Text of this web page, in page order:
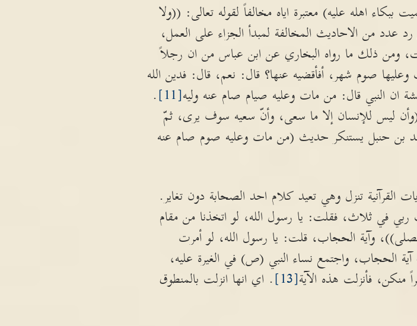
اهله عليه) معتبرة اياه مخالفاً لقوله تعالى: ((ولا
عدد من الاحاديث المخالفة لمبدأ الجزاء على العمل،
ومن ذلك ما رواه البخاري عن ابن عباس من ان رجلاً
صوم شهر، أفأقضيه عنها؟ قال: نعم، قال: فدين الله
ان النبي قال: من مات وعليه صيام صام عنه وليه[11]
.
ليس للإنسان إلا ما سعى، وأنّ سعيه سوف يرى، ثمّ
39ـ41). وقد كان احمد بن حنبل يستنكر حديث (من مات وعليه صوم صام عنه
تنزل وهي تعيد كلام احد الصحابة دون تغاير.
في ثلاث، فقلت: يا رسول الله، لو اتخذنا من مقام
وآية الحجاب، قلت: يا رسول الله، لو أمرت
الحجاب، واجتمع نساء النبي (ص) في الغيرة عليه،
فأنزلت هذه الآية[13]
. اي انها انزلت بالمنطوق